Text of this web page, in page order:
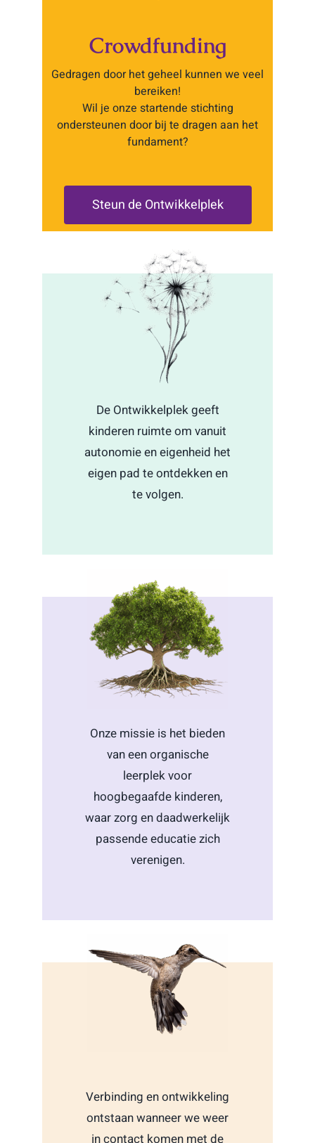
Crowdfunding
Gedragen door het geheel kunnen we veel
bereiken!
Wil je onze startende stichting
ondersteunen door bij te dragen aan het
fundament?
Steun de Ontwikkelplek
De Ontwikkelplek geeft
kinderen ruimte om vanuit
autonomie en eigenheid het
eigen pad te ontdekken en
te volgen.
Onze missie is het bieden
van een organische
leerplek voor
hoogbegaafde kinderen,
waar zorg en daadwerkelijk
passende educatie zich
verenigen.
Verbinding en ontwikkeling
ontstaan wanneer we weer
in contact komen met de